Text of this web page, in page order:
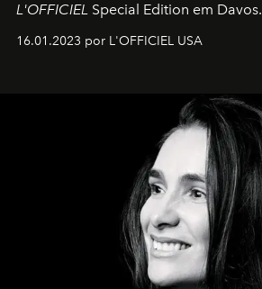
L'OFFICIEL Special Edition em Davos.
16.01.2023 por L'OFFICIEL USA